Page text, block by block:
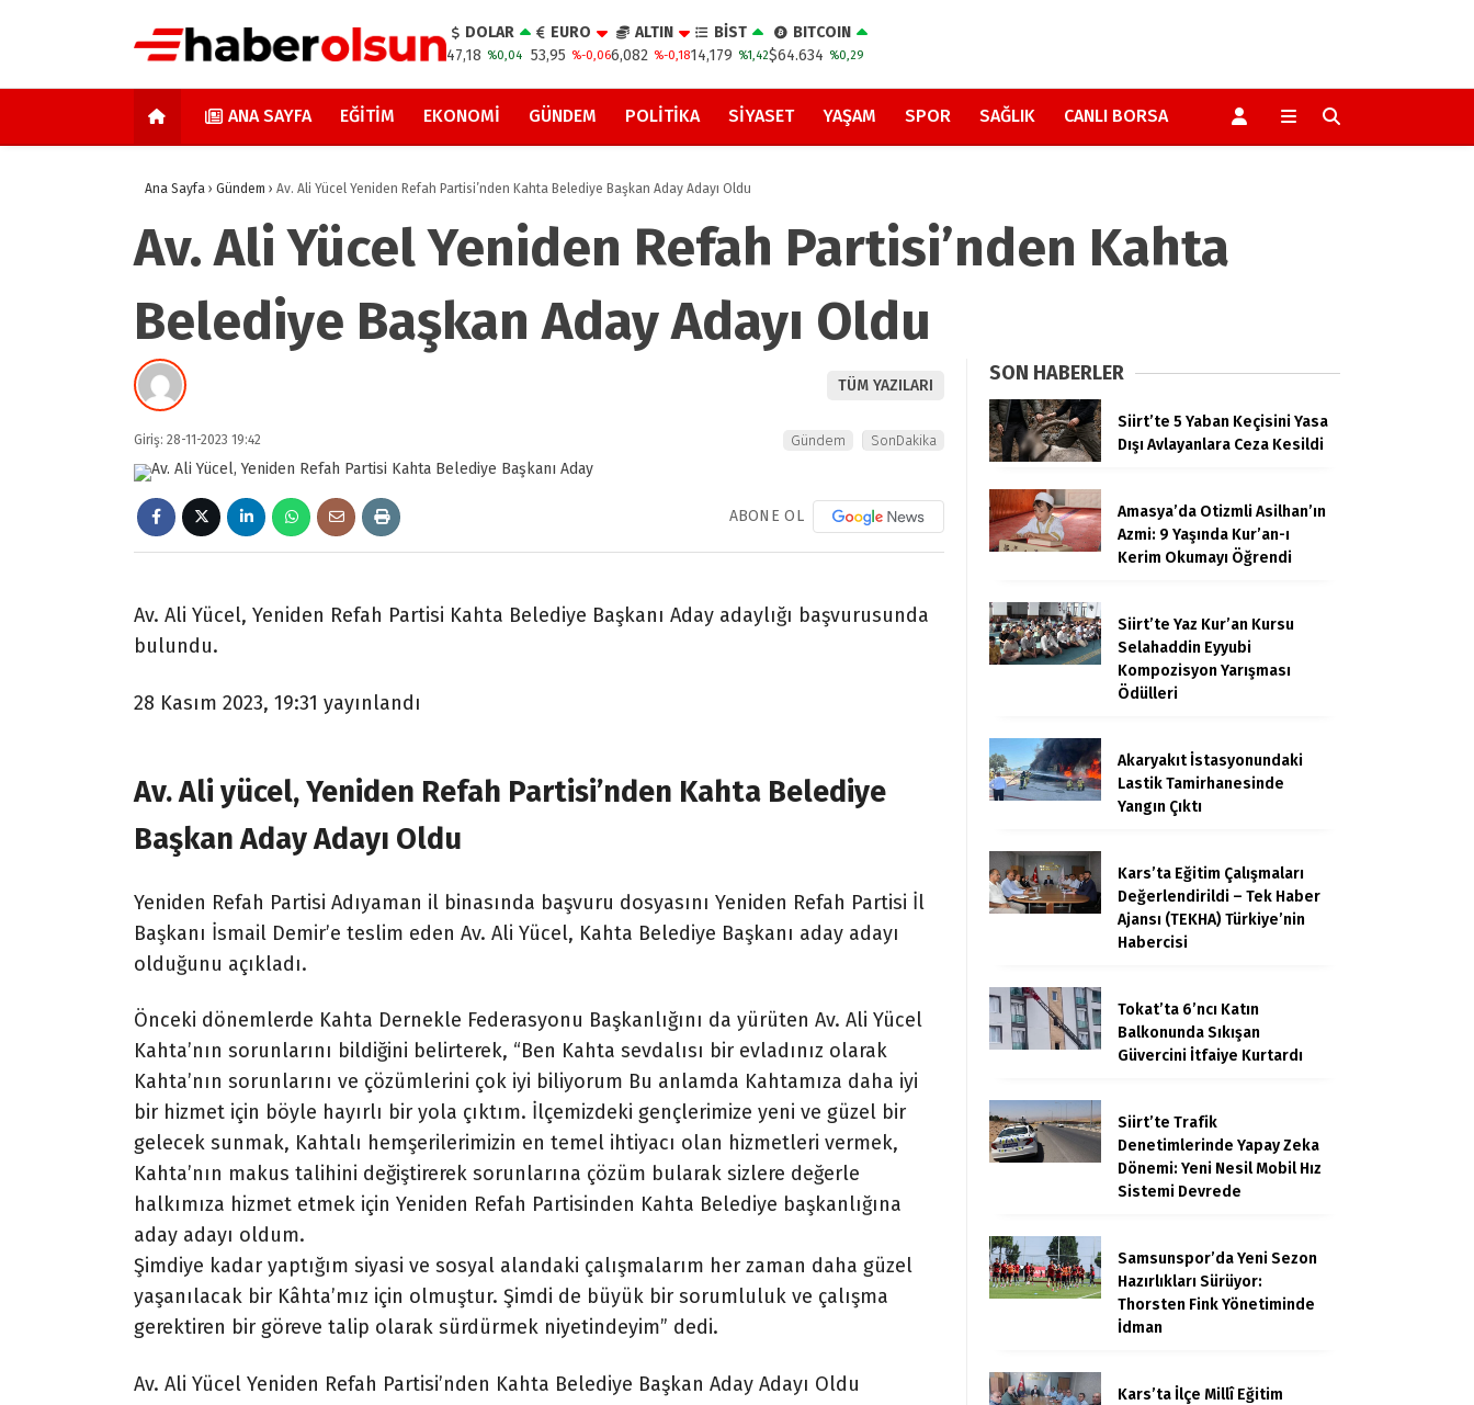
DOLAR
47,18 %0,04
EURO
53,95 %-0,06
ALTIN
6,082 %-0,18
BİST
14,179 %1,42
BITCOIN
$64.634 %0,29
ANA SAYFA EĞITIM EKONOMI GÜNDEM POLITIKA SIYASET YAŞAM SPOR SAĞLIK CANLI BORSA
Ana Sayfa › Gündem › Av. Ali Yücel Yeniden Refah Partisi’nden Kahta Belediye Başkan Aday Adayı Oldu
Av. Ali Yücel Yeniden Refah Partisi’nden Kahta
Belediye Başkan Aday Adayı Oldu
TÜM YAZILARI
Giriş: 28-11-2023 19:42 Gündem SonDakika
ABONE OL
Av. Ali Yücel, Yeniden Refah Partisi Kahta Belediye Başkanı Aday adaylığı başvurusunda
bulundu.
28 Kasım 2023, 19:31 yayınlandı
Av. Ali yücel, Yeniden Refah Partisi’nden Kahta Belediye
Başkan Aday Adayı Oldu
Yeniden Refah Partisi Adıyaman il binasında başvuru dosyasını Yeniden Refah Partisi İl
Başkanı İsmail Demir’e teslim eden Av. Ali Yücel, Kahta Belediye Başkanı aday adayı
olduğunu açıkladı.
Önceki dönemlerde Kahta Dernekle Federasyonu Başkanlığını da yürüten Av. Ali Yücel
Kahta’nın sorunlarını bildiğini belirterek, “Ben Kahta sevdalısı bir evladınız olarak
Kahta’nın sorunlarını ve çözümlerini çok iyi biliyorum Bu anlamda Kahtamıza daha iyi
bir hizmet için böyle hayırlı bir yola çıktım. İlçemizdeki gençlerimize yeni ve güzel bir
gelecek sunmak, Kahtalı hemşerilerimizin en temel ihtiyacı olan hizmetleri vermek,
Kahta’nın makus talihini değiştirerek sorunlarına çözüm bularak sizlere değerle
halkımıza hizmet etmek için Yeniden Refah Partisinden Kahta Belediye başkanlığına
aday adayı oldum.
Şimdiye kadar yaptığım siyasi ve sosyal alandaki çalışmalarım her zaman daha güzel
yaşanılacak bir Kâhta’mız için olmuştur. Şimdi de büyük bir sorumluluk ve çalışma
gerektiren bir göreve talip olarak sürdürmek niyetindeyim” dedi.
Av. Ali Yücel Yeniden Refah Partisi’nden Kahta Belediye Başkan Aday Adayı Oldu
SON HABERLER
Siirt’te 5 Yaban Keçisini Yasa
Dışı Avlayanlara Ceza Kesildi
Amasya’da Otizmli Asilhan’ın
Azmi: 9 Yaşında Kur’an-ı
Kerim Okumayı Öğrendi
Siirt’te Yaz Kur’an Kursu
Selahaddin Eyyubi
Kompozisyon Yarışması
Ödülleri
Akaryakıt İstasyonundaki
Lastik Tamirhanesinde
Yangın Çıktı
Kars’ta Eğitim Çalışmaları
Değerlendirildi – Tek Haber
Ajansı (TEKHA) Türkiye’nin
Habercisi
Tokat’ta 6’ncı Katın
Balkonunda Sıkışan
Güvercini İtfaiye Kurtardı
Siirt’te Trafik
Denetimlerinde Yapay Zeka
Dönemi: Yeni Nesil Mobil Hız
Sistemi Devrede
Samsunspor’da Yeni Sezon
Hazırlıkları Sürüyor:
Thorsten Fink Yönetiminde
İdman
Kars’ta İlçe Millî Eğitim